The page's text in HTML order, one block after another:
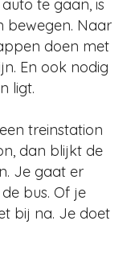
te gaan, is
bewegen. Naar
doen met
En ook nodig
ligt.
treinstation
dan blijkt de
Je gaat er
bus. Of je
bij na. Je doet